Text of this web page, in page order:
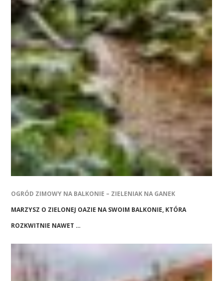
OGRÓD ZIMOWY NA BALKONIE – ZIELENIAK NA GANEK
MARZYSZ O ZIELONEJ OAZIE NA SWOIM BALKONIE, KTÓRA
ROZKWITNIE NAWET …